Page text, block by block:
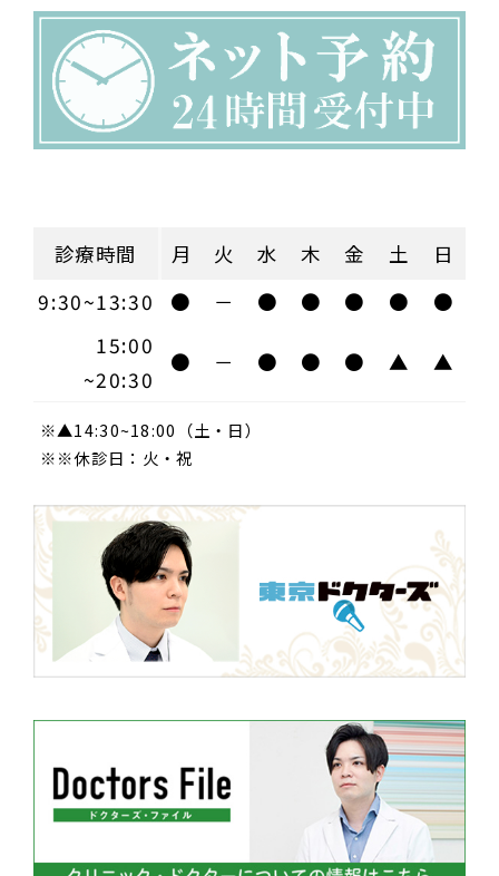
診療時間 月 火 水 木 金 土
日
9:30~13:30
● － ● ● ● ●
●
15:00
~20:30
● － ● ● ● ▲ ▲
※▲14:30~18:00（土・日）
※※休診日：火・祝